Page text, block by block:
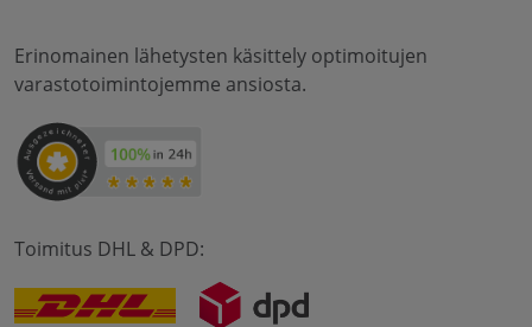
Erinomainen lähetysten käsittely optimoitujen
varastotoimintojemme ansiosta.
Toimitus DHL & DPD: